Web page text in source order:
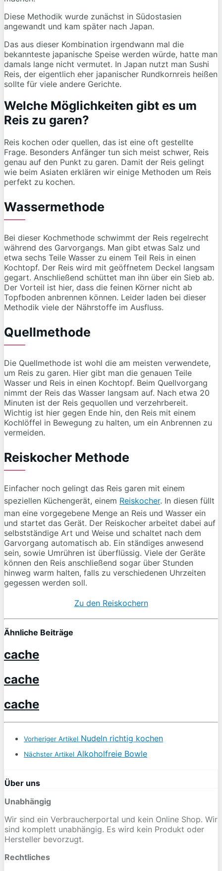
Diese Methodik wurde zunächst in Südostasien
angewandt und kam später nach Japan.
Das aus dieser Kombination irgendwann mal die
bekannteste japanische Speise werden würde, hatte man
damals lange nicht vermutet. In Japan nutzt man Sushi
Reis, der eigentlich eher japanischer Rundkornreis heißen
sollte für viele andere Gerichte.
Welche Möglichkeiten gibt es um
Reis zu garen?
Reis kochen oder quellen, das ist eine oft gestellte
Frage. Besonders Anfänger tun sich meist schwer, Reis
genau auf den Punkt zu garen. Damit der Reis gelingt
wie beim Asiaten erklären wir einige Methoden um Reis
perfekt zu kochen.
Wassermethode
Bei dieser Kochmethode schwimmt der Reis regelrecht
während des Garvorgangs. Man gibt etwas Salz und
etwa sechs Teile Wasser zu einem Teil Reis in einen
Kochtopf. Der Reis wird mit geöffnetem Deckel langsam
gegart. Anschließend schüttet man ihn über ein Sieb ab.
Der Vorteil ist hier, dass die feinen Körner nicht ab
Topfboden anbrennen können. Leider laden bei dieser
Methodik viele der Nährstoffe im Ausfluss.
Quellmethode
Die Quellmethode ist wohl die am meisten verwendete,
um Reis zu garen. Hier gibt man die genauen Teile
Wasser und Reis in einen Kochtopf. Beim Quellvorgang
nimmt der Reis das Wasser langsam auf. Nach etwa 20
Minuten ist der Reis gequollen und verzehrbereit.
Wichtig ist hier gegen Ende hin, den Reis mit einem
Kochlöffel in Bewegung zu halten, um ein Anbrennen zu
vermeiden.
Reiskocher Methode
Einfacher noch gelingt das Reis garen mit einem
speziellen Küchengerät, einem Reiskocher. In diesen füllt
man eine vorgegebene Menge an Reis und Wasser ein
und startet das Gerät. Der Reiskocher arbeitet dabei auf
selbstständige Art und Weise und schaltet nach dem
Garvorgang automatisch ab. Ein ständiges anwesend
sein, sowie Umrühren ist überflüssig. Viele der Geräte
können den Reis anschließend sogar über Stunden
hinweg warm halten, falls zu verschiedenen Uhrzeiten
gegessen werden soll.
Zu den Reiskochern
Ähnliche Beiträge
cache
cache
cache
Vorheriger Artikel Nudeln richtig kochen
Nächster Artikel Alkoholfreie Bowle
Über uns
Unabhängig
Wir sind ein Verbraucherportal und kein Online Shop. Wir
sind komplett unabhängig. Es wird kein Produkt oder
Hersteller bevorzugt.
Rechtliches